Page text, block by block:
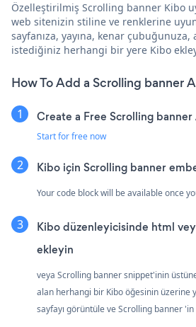
Özelleştirilmiş Scrolling banner Kibo
web sitenizin stiline ve renklerine
sayfanıza, yayına, kenar
istediğiniz herhangi bir yere Kibo
How To Add a Scrolling banner
Create a Free Scrolling banner
Start for free now
Kibo için Scrolling banner
Your code block will be available once
Kibo düzenleyicisinde html
ekleyin
veya Scrolling banner snippet'inin
alan herhangi bir Kibo öğesinin üzerine
sayfayı görüntüle ve Scrolling banner